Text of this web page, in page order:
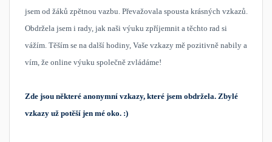
jsem od žáků zpětnou vazbu. Převažovala spousta krásných vzkazů.
Obdržela jsem i rady, jak naši výuku zpříjemnit a těchto rad si
vážím. Těším se na další hodiny, Vaše vzkazy mě pozitivně nabily a
vím, že online výuku společně zvládáme!
Zde jsou některé anonymní vzkazy, které jsem obdržela. Zbylé
vzkazy už potěší jen mé oko. :)